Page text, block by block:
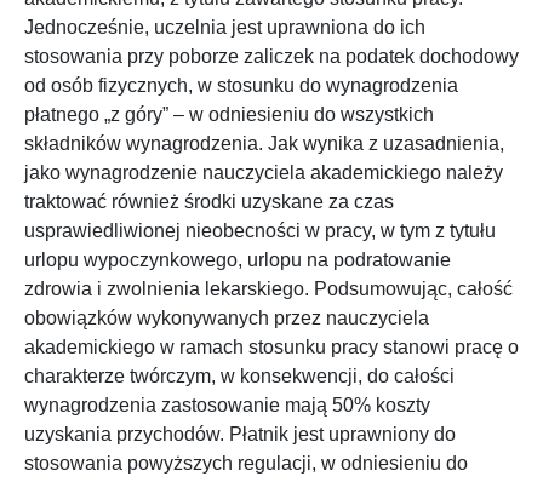
Jednocześnie, uczelnia jest uprawniona do ich
stosowania przy poborze zaliczek na podatek dochodowy
od osób fizycznych, w stosunku do wynagrodzenia
płatnego „z góry” – w odniesieniu do wszystkich
składników wynagrodzenia. Jak wynika z uzasadnienia,
jako wynagrodzenie nauczyciela akademickiego należy
traktować również środki uzyskane za czas
usprawiedliwionej nieobecności w pracy, w tym z tytułu
urlopu wypoczynkowego, urlopu na podratowanie
zdrowia i zwolnienia lekarskiego. Podsumowując, całość
obowiązków wykonywanych przez nauczyciela
akademickiego w ramach stosunku pracy stanowi pracę o
charakterze twórczym, w konsekwencji, do całości
wynagrodzenia zastosowanie mają 50% koszty
uzyskania przychodów. Płatnik jest uprawniony do
stosowania powyższych regulacji, w odniesieniu do